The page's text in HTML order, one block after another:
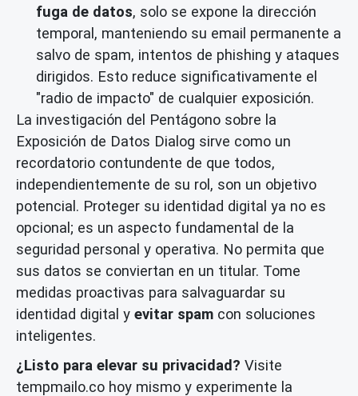
fuga de datos, solo se expone la dirección
temporal, manteniendo su email permanente a
salvo de spam, intentos de phishing y ataques
dirigidos. Esto reduce significativamente el
"radio de impacto" de cualquier exposición.
La investigación del Pentágono sobre la
Exposición de Datos Dialog sirve como un
recordatorio contundente de que todos,
independientemente de su rol, son un objetivo
potencial. Proteger su identidad digital ya no es
opcional; es un aspecto fundamental de la
seguridad personal y operativa. No permita que
sus datos se conviertan en un titular. Tome
medidas proactivas para salvaguardar su
identidad digital y evitar spam con soluciones
inteligentes.
¿Listo para elevar su privacidad? Visite
tempmailo.co hoy mismo y experimente la